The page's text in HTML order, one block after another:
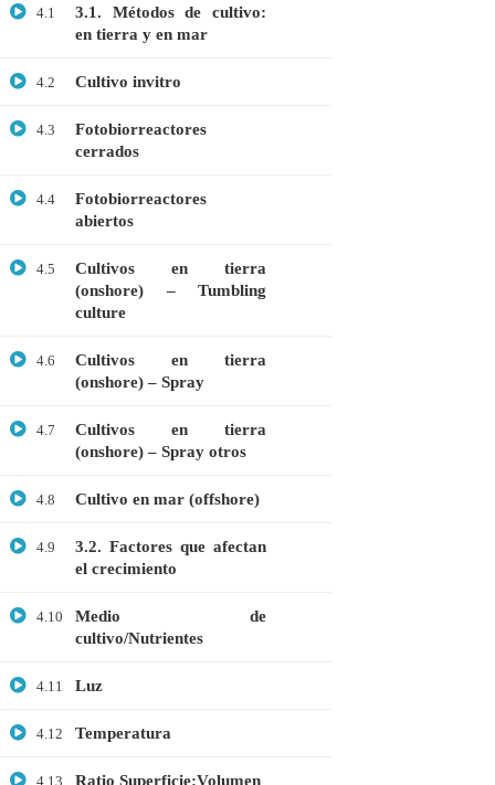
4.1
3.1. Métodos de cultivo:
en tierra y en mar
4.2 Cultivo invitro
4.3
Fotobiorreactores
cerrados
4.4
Fotobiorreactores
abiertos
4.5
Cultivos en tierra
(onshore) – Tumbling
culture
4.6
Cultivos en tierra
(onshore) – Spray
4.7
Cultivos en tierra
(onshore) – Spray otros
4.8 Cultivo en mar (offshore)
4.9
3.2. Factores que afectan
el crecimiento
4.10
Medio de
cultivo/Nutrientes
4.11 Luz
4.12 Temperatura
4.13 Ratio Superficie:Volumen
Bioquímica
Ciencias Ambientales
Especialización
Genética
Microbiología
Proteómica
COMPANY
Contáctanos
LINKS
Términos y Condiciones